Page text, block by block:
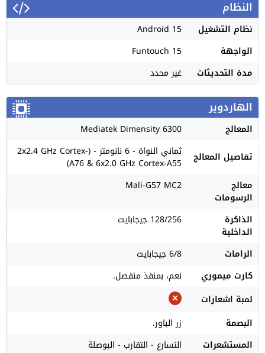
النظام
نظام التشغيل
Android 15
الواجهة
Funtouch 15
مدة التحديثات
غير محدد
الهاردوير
المعالج
Mediatek Dimensity 6300
تفاصيل المعالج
ثماني النواة - 6 نانومتر - (2x2.4 GHz Cortex-
A76 & 6x2.0 GHz Cortex-A55)
معالج
الرسومات
Mali-G57 MC2
الذاكرة
الداخلية
128/256 جيجابايت
الرامات
6/8 جيجابايت
كارت ميموري
نعم، بمنفذ منفصل.
لمبة اشعارات
البصمة
زر الباور.
المستشعرات
التسارع - التقارب - البوصلة